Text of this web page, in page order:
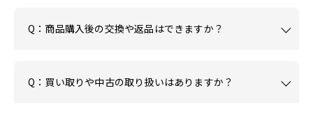
Q：商品購入後の交換や返品はできますか？
Q：買い取りや中古の取り扱いはありますか？